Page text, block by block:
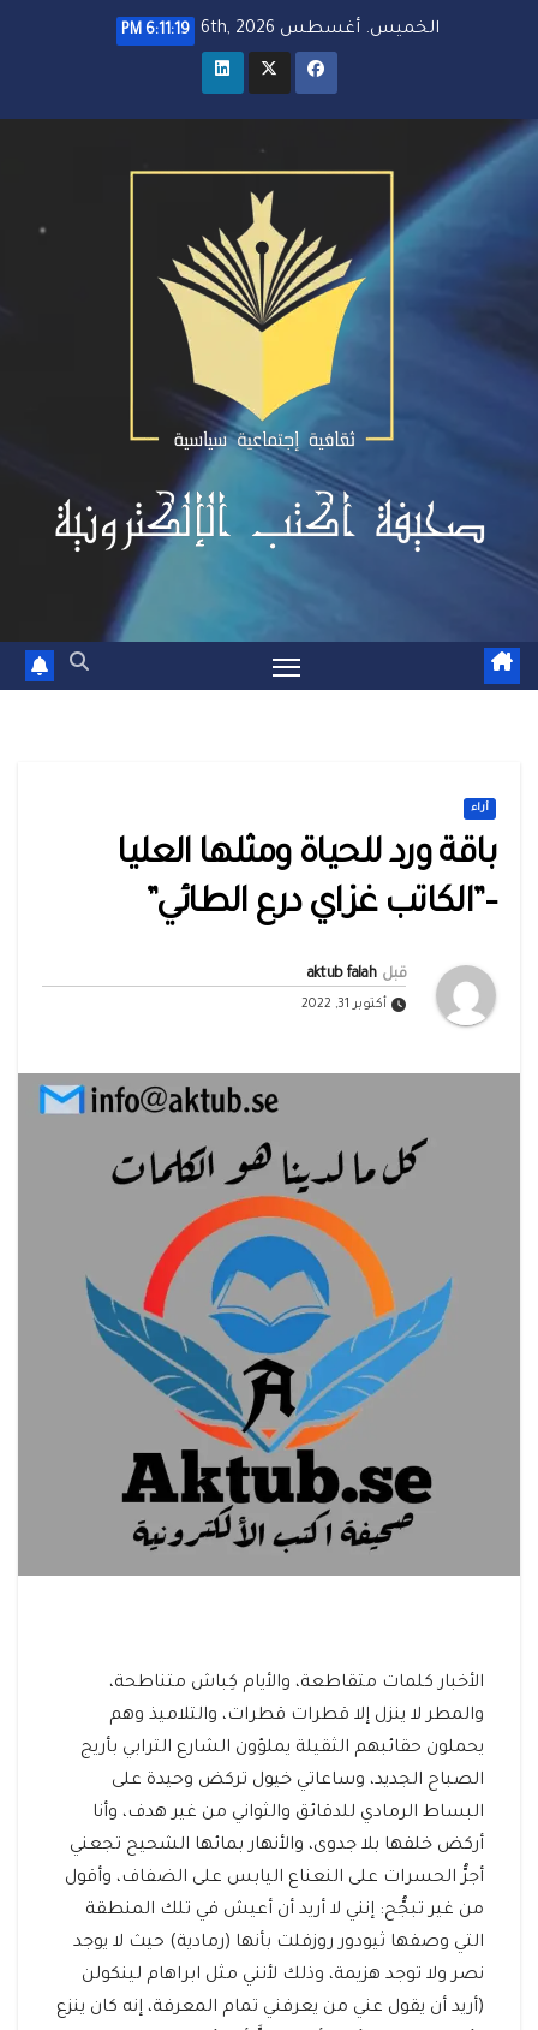
الخميس. أغسطس 6th, 2026 6:11:20 PM
أراء
باقة ورد للحياة ومثلها العليا
–”الكاتب غزاي درع الطائي”
قبل aktub falah
أكتوبر 31, 2022
الأخبار كلمات متقاطعة، والأيام كِباش متناطحة،
والمطر لا ينزل إلا قطرات قطرات، والتلاميذ وهم
يحملون حقائبهم الثقيلة يملؤون الشارع الترابي بأريج
الصباح الجديد، وساعاتي خيول تركض وحيدة على
البساط الرمادي للدقائق والثواني من غير هدف، وأنا
أركض خلفها بلا جدوى، والأنهار بمائها الشحيح تجعني
أجرُّ الحسرات على النعناع اليابس على الضفاف، وأقول
من غير تبجُّح: إنني لا أريد أن أعيش في تلك المنطقة
التي وصفها ثيودور روزفلت بأنها (رمادية) حيث لا يوجد
نصر ولا توجد هزيمة، وذلك لأنني مثل ابراهام لينكولن
(أريد أن يقول عني من يعرفني تمام المعرفة، إنه كان ينزع